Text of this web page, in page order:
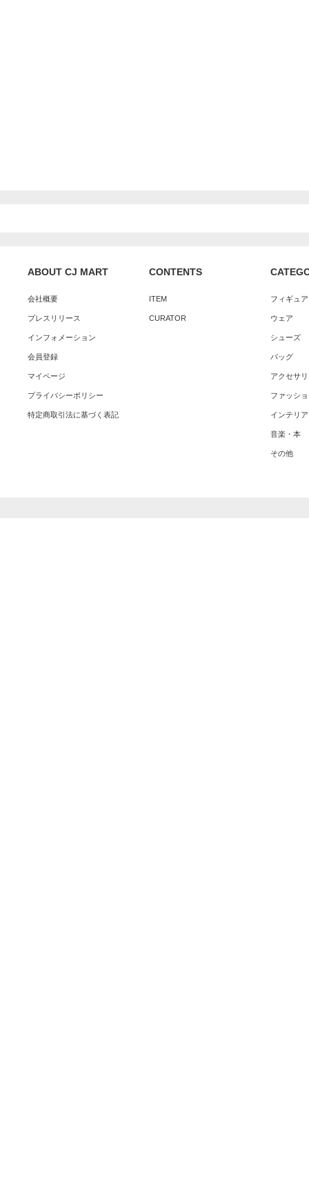
ABOUT CJ MART
会社概要
プレスリリース
インフォメーション
会員登録
マイページ
プライバシーポリシー
特定商取引法に基づく表記
CONTENTS
ITEM
CURATOR
フィギュ
ウェア
シューズ
バッグ
アクセサ
ファッシ
インテリア
音楽・本
その他